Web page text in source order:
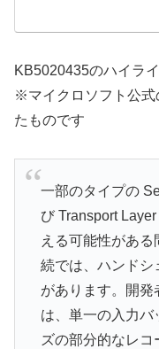
KB5020435のハイラ
※マイクロソフト公式
たものです
一部のタイプの
び Transport
える可能性があ
続では、ハンドシ
があります。開
は、単一の入力バ
ズの部分的なレコ